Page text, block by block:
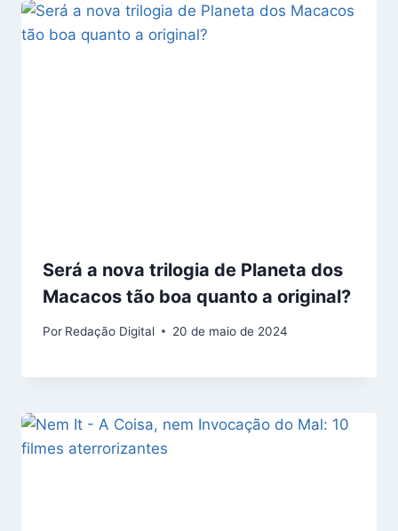
Será a nova trilogia de Planeta dos
Macacos tão boa quanto a original?
Por Redação Digital 20 de maio de 2024